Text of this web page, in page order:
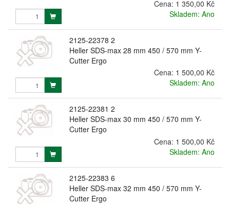
Cena: 1 350,00 Kč
Skladem: Ano
2125-22378 2
Heller SDS-max 28 mm 450 / 570 mm Y-
Cutter Ergo
Cena: 1 500,00 Kč
Skladem: Ano
2125-22381 2
Heller SDS-max 30 mm 450 / 570 mm Y-
Cutter Ergo
Cena: 1 500,00 Kč
Skladem: Ano
2125-22383 6
Heller SDS-max 32 mm 450 / 570 mm Y-
Cutter Ergo